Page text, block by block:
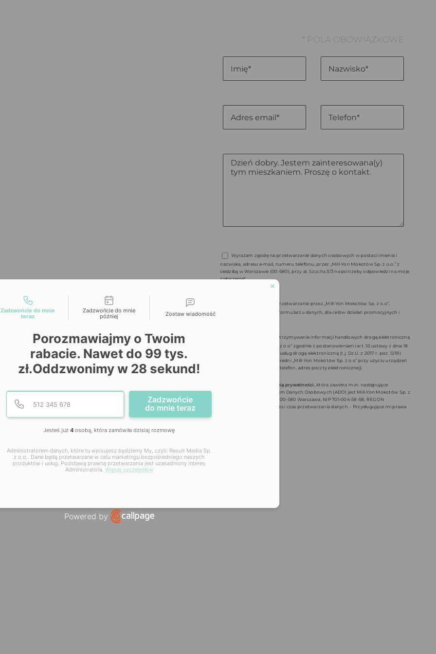
* POLA OBOWIĄZKOWE
Wyrażam zgodę na przetwarzanie danych osobowych w postaci imienia i
nazwiska, adresu e-mail, numeru telefonu, przez „Mill-Yon Mokotów Sp. z o.o.” z
siedzibą w Warszawie (00-580), przy al. Szucha 3/3 na potrzeby odpowiedzi na moje
zgłoszenie*.
Wyrażam zgodę na przetwarzanie przez „Mill-Yon Mokotów Sp. z o.o”,
podanych przeze mnie w formularzu danych, dla celów działań promocyjnych i
Wyrażam zgodę na otrzymywanie informacji handlowych drogą elektroniczną
od „Mill-Yon Mokotów Sp. z o.o” zgodnie z postanowieniami art. 10 ustawy z dnia 18
lipca 2012 r. o świadczeniu usług drogą elektroniczną (t.j. Dz.U. z 2017 r. poz. 1219 )
oraz na marketing bezpośredni „Mill-Yon Mokotów Sp. z o.o” przy użyciu urządzeń
telekomunikacyjnych (np. telefon, adres poczty elektronicznej).
polityką prywatności
, która zawiera m.in. następujące
informacje: - Administratorem Danych Osobowych (ADO) jest Mill-Yon Mokotów Sp. z
o.o. Al. J. Ch. Szucha 3 lok. 3, 00-580 Warszawa, NIP 701-004-58-58, REGON
14072805500000. - Cel, zakres i czas przetwarzania danych. - Przysługujące mi prawa
kontaktu
Zadzwońcie do mnie
teraz
Zadzwońcie do mnie
później
Zostaw wiadomość
Porozmawiajmy o Twoim
rabacie. Nawet do 99 tys.
zł.Oddzwonimy w 28 sekund!
Numer telefonu
Podaj poprawny numer telefonu w formacie E164
Zadzwońcie
do mnie teraz
Jesteś już 4 osobą, która zamówiła dzisiaj rozmowę
Administratorem danych, które tu wpisujesz będziemy My, czyli: Result Media Sp.
z o.o.. Dane będą przetwarzane w celu marketingu bezpośredniego naszych
produktów i usług. Podstawą prawną przetwarzania jest uzasadniony interes
Administratora. Więcej szczegółów
Powered by